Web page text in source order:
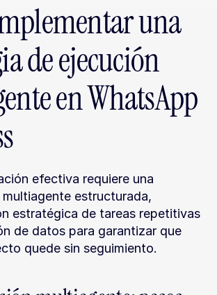
una
de ejecución
en WhatsApp
efectiva requiere una
estructurada,
estratégica de tareas repetitivas
de datos para garantizar que
quede sin seguimiento.